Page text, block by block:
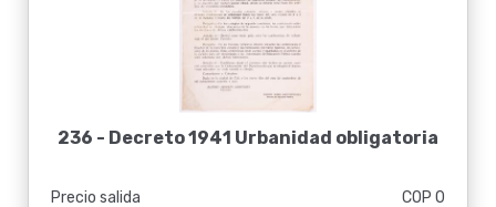
236 - Decreto 1941 Urbanidad obligatoria
Precio salida
COP 0